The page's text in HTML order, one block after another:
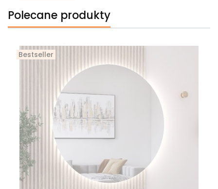
Polecane produkty
Bestseller